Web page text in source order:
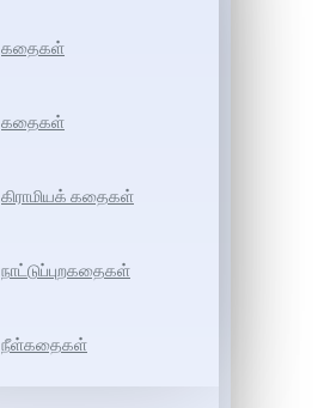
கதைகள்
கதைகள்
கிராமியக் கதைகள்
நாட்டுப்புறகதைகள்
நீள்கதைகள்